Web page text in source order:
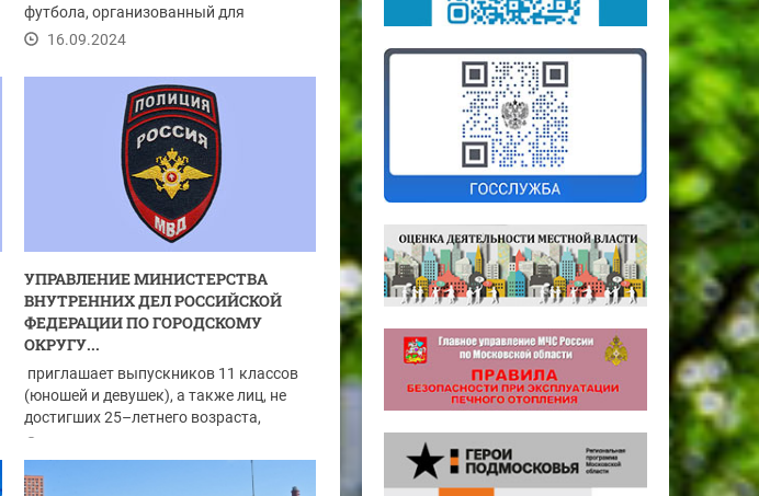
футбола, организованный для
воспитанников дошкольных...
16.09.2024
УПРАВЛЕНИЕ МИНИСТЕРСТВА
ВНУТРЕННИХ ДЕЛ РОССИЙСКОЙ
ФЕДЕРАЦИИ ПО ГОРОДСКОМУ
ОКРУГУ...
приглашает выпускников 11 классов
(юношей и девушек), а также лиц, не
достигших 25–летнего возраста,
имеющих...